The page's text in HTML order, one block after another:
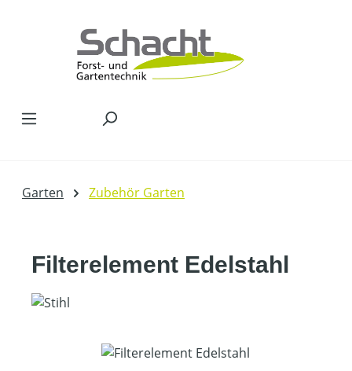
Garten Zubehör Garten
Filterelement Edelstahl
Bildergalerie überspringen